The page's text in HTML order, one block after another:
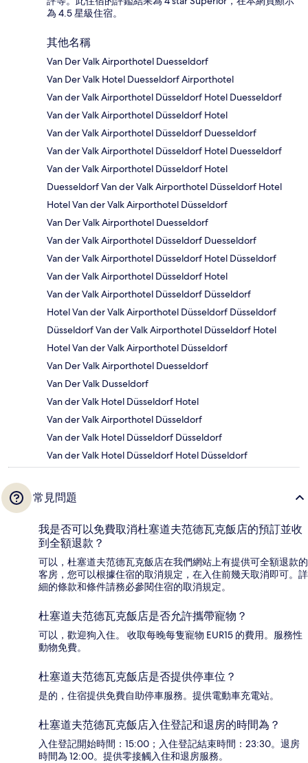
為 4.5 星級住宿。
其他名稱
Van Der Valk Airporthotel Duesseldorf
Van Der Valk Hotel Duesseldorf Airporthotel
Van der Valk Airporthotel Düsseldorf Hotel Duesseldorf
Van der Valk Airporthotel Düsseldorf Hotel
Van der Valk Airporthotel Düsseldorf Duesseldorf
Van der Valk Airporthotel Düsseldorf Hotel Duesseldorf
Van der Valk Airporthotel Düsseldorf Hotel
Duesseldorf Van der Valk Airporthotel Düsseldorf Hotel
Hotel Van der Valk Airporthotel Düsseldorf
Van Der Valk Airporthotel Duesseldorf
Van der Valk Airporthotel Düsseldorf Duesseldorf
Van der Valk Airporthotel Düsseldorf Hotel Düsseldorf
Van der Valk Airporthotel Düsseldorf Hotel
Van der Valk Airporthotel Düsseldorf Düsseldorf
Hotel Van der Valk Airporthotel Düsseldorf Düsseldorf
Düsseldorf Van der Valk Airporthotel Düsseldorf Hotel
Hotel Van der Valk Airporthotel Düsseldorf
Van Der Valk Airporthotel Duesseldorf
Van Der Valk Dusseldorf
Van der Valk Hotel Düsseldorf Hotel
Van der Valk Airporthotel Düsseldorf
Van der Valk Hotel Düsseldorf Düsseldorf
Van der Valk Hotel Düsseldorf Hotel Düsseldorf
常見問題
我是否可以免費取消杜塞道夫范德瓦克飯店的預訂並收
到全額退款？
可以，杜塞道夫范德瓦克飯店在我們網站上有提供可全額退款的
客房，您可以根據住宿的取消規定，在入住前幾天取消即可。詳
細的條款和條件請務必參閱住宿的取消規定。
杜塞道夫范德瓦克飯店是否允許攜帶寵物？
可以，歡迎狗入住。 收取每晚每隻寵物 EUR15 的費用。服務性
動物免費。
杜塞道夫范德瓦克飯店是否提供停車位？
是的，住宿提供免費自助停車服務。提供電動車充電站。
杜塞道夫范德瓦克飯店入住登記和退房的時間為？
入住登記開始時間：15:00；入住登記結束時間：23:30。退房
時間為 12:00。提供零接觸入住和退房服務。